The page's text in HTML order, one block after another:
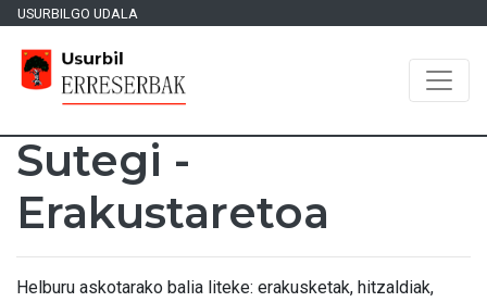
USURBILGO UDALA
Sutegi -
Erakustaretoa
Helburu askotarako balia liteke: erakusketak, hitzaldiak,